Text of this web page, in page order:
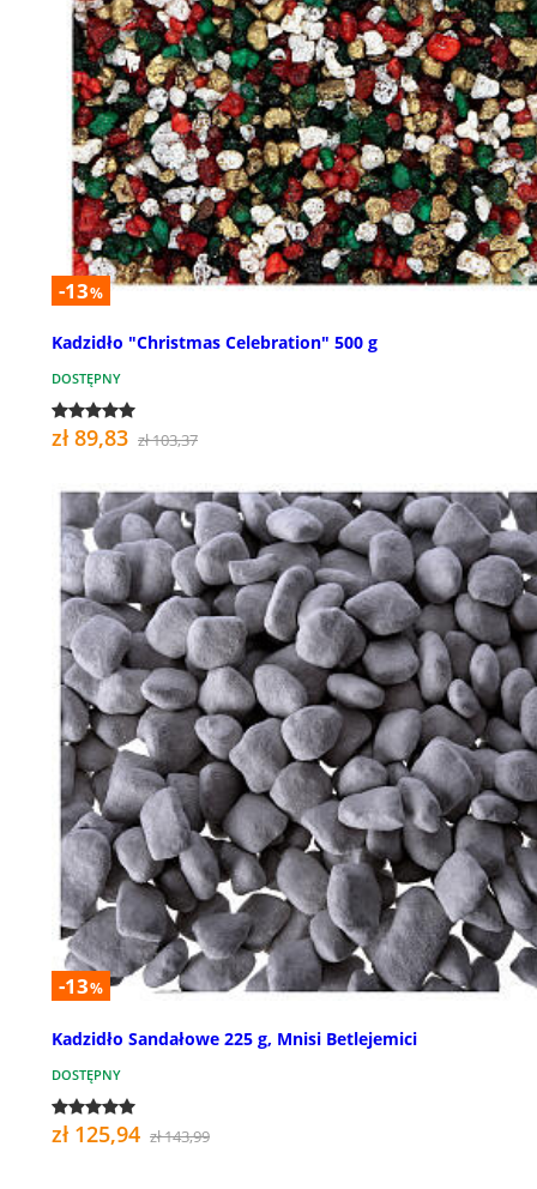
-13%
Kadzidło "Christmas Celebration" 500 g
DOSTĘPNY
zł 89,83 zł 103,37
-13%
Kadzidło Sandałowe 225 g, Mnisi Betlejemici
DOSTĘPNY
zł 125,94 zł 143,99